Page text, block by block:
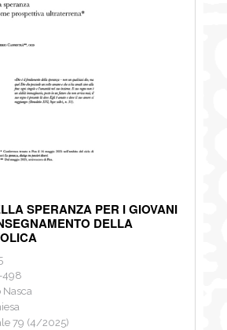
SPERANZA PER I GIOVANI
DELLA
498
79 (4/2025)